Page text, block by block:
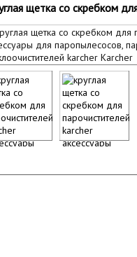
щетка со скребком